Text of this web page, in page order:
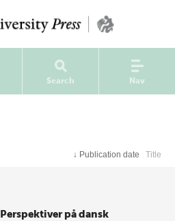
Search Nav
↓ Publication date Title
Perspektiver på dansk